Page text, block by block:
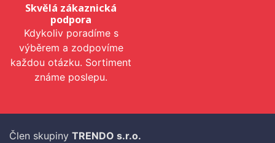
Skvělá zákaznická
podpora
Kdykoliv poradíme s
výběrem a zodpovíme
každou otázku. Sortiment
známe poslepu.
Člen skupiny TRENDO s.r.o.